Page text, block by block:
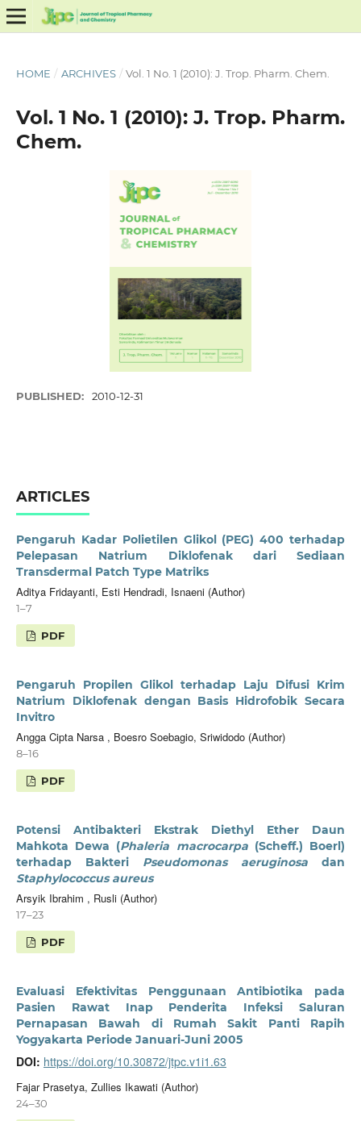
HOME / ARCHIVES / Vol. 1 No. 1 (2010): J. Trop. Pharm. Chem.
Vol. 1 No. 1 (2010): J. Trop. Pharm.
Chem.
PUBLISHED: 2010-12-31
ARTICLES
Pengaruh Kadar Polietilen Glikol (PEG) 400 terhadap
Pelepasan Natrium Diklofenak dari Sediaan
Transdermal Patch Type Matriks
Aditya Fridayanti, Esti Hendradi, Isnaeni (Author)
1–7
PDF
Pengaruh Propilen Glikol terhadap Laju Difusi Krim
Natrium Diklofenak dengan Basis Hidrofobik Secara
Invitro
Angga Cipta Narsa , Boesro Soebagio, Sriwidodo (Author)
8–16
PDF
Potensi Antibakteri Ekstrak Diethyl Ether Daun
Mahkota Dewa (Phaleria macrocarpa(Scheff.) Boerl)
terhadap Bakteri Pseudomonas aeruginosa dan
Staphylococcus aureus
Arsyik Ibrahim , Rusli (Author)
17–23
PDF
Evaluasi Efektivitas Penggunaan Antibiotika pada
Pasien Rawat Inap Penderita Infeksi Saluran
Pernapasan Bawah di Rumah Sakit Panti Rapih
Yogyakarta Periode Januari-Juni 2005
DOI: https://doi.org/10.30872/jtpc.v1i1.63
Fajar Prasetya, Zullies Ikawati (Author)
24–30